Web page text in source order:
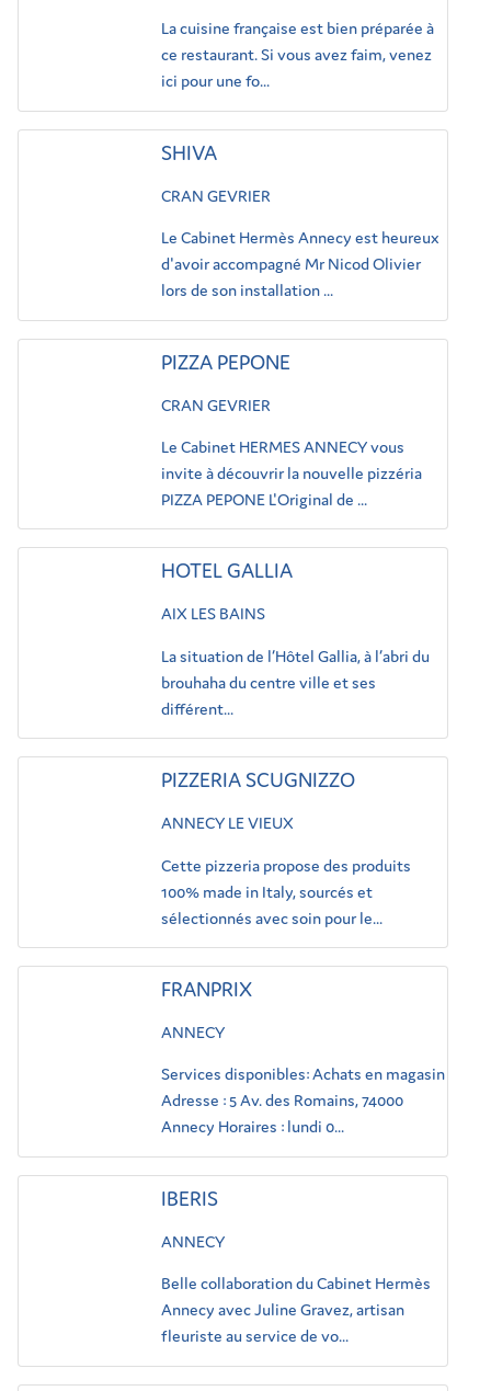
La cuisine française est bien préparée à
ce restaurant. Si vous avez faim, venez
ici pour une fo...
SHIVA
CRAN GEVRIER
Le Cabinet Hermès Annecy est heureux
d'avoir accompagné Mr Nicod Olivier
lors de son installation ...
PIZZA PEPONE
CRAN GEVRIER
Le Cabinet HERMES ANNECY vous
invite à découvrir la nouvelle pizzéria
PIZZA PEPONE L'Original de ...
HOTEL GALLIA
AIX LES BAINS
La situation de l’Hôtel Gallia, à l’abri du
brouhaha du centre ville et ses
différent...
PIZZERIA SCUGNIZZO
ANNECY LE VIEUX
Cette pizzeria propose des produits
100% made in Italy, sourcés et
sélectionnés avec soin pour le...
FRANPRIX
ANNECY
Services disponibles: Achats en magasin
Adresse : 5 Av. des Romains, 74000
Annecy Horaires : lundi 0...
IBERIS
ANNECY
Belle collaboration du Cabinet Hermès
Annecy avec Juline Gravez, artisan
fleuriste au service de vo...